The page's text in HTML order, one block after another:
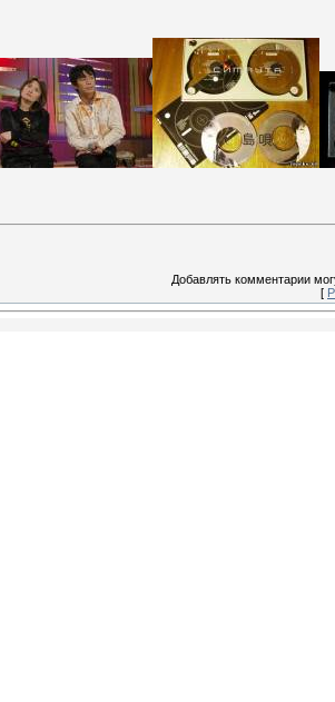
Добавлять комментарии
[